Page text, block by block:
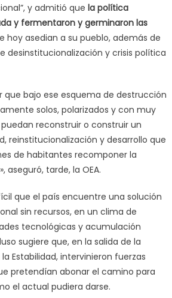
y admitió que la política
y fermentaron y germinaron las
hoy asedian a su pueblo, además de
desinstitucionalización y crisis política
que bajo ese esquema de destrucción
solos, polarizados y con muy
reconstruir o construir un
reinstitucionalización y desarrollo que
de habitantes recomponer la
aseguró, tarde, la OEA.
que el país encuentre una solución
sin recursos, en un clima de
tecnológicas y acumulación
sugiere que, en la salida de la
la Estabilidad, intervinieron fuerzas
pretendían abonar el camino para
el actual pudiera darse.